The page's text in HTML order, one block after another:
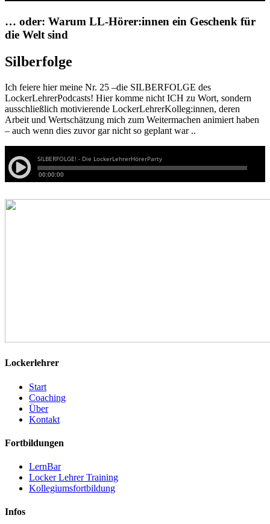
… oder: Warum LL-Hörer:innen ein Geschenk für
die Welt sind
Silberfolge
Ich feiere hier meine Nr. 25 –die SILBERFOLGE des
LockerLehrerPodcasts! Hier komme nicht ICH zu Wort, sondern
ausschließlich motivierende LockerLehrerKolleg:innen, deren
Arbeit und Wertschätzung mich zum Weitermachen animiert haben
– auch wenn dies zuvor gar nicht so geplant war ..
Lockerlehrer
Start
Coaching
Über
Kontakt
Fortbildungen
LernBar
Locker Lehrer Training
Kollegiumsfortbildung
Infos